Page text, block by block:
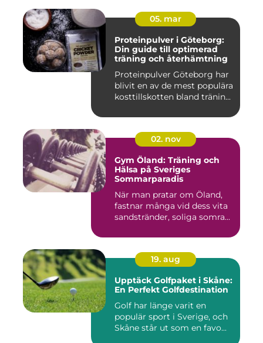
05. mar
Proteinpulver i Göteborg:
Din guide till optimerad
träning och återhämtning
Proteinpulver Göteborg har
blivit en av de mest populära
kosttillskotten bland tränin...
02. nov
Gym Öland: Träning och
Hälsa på Sveriges
Sommarparadis
När man pratar om Öland,
fastnar många vid dess vita
sandstränder, soliga somra...
19. aug
Upptäck Golfpaket i Skåne:
En Perfekt Golfdestination
Golf har länge varit en
populär sport i Sverige, och
Skåne står ut som en favo...